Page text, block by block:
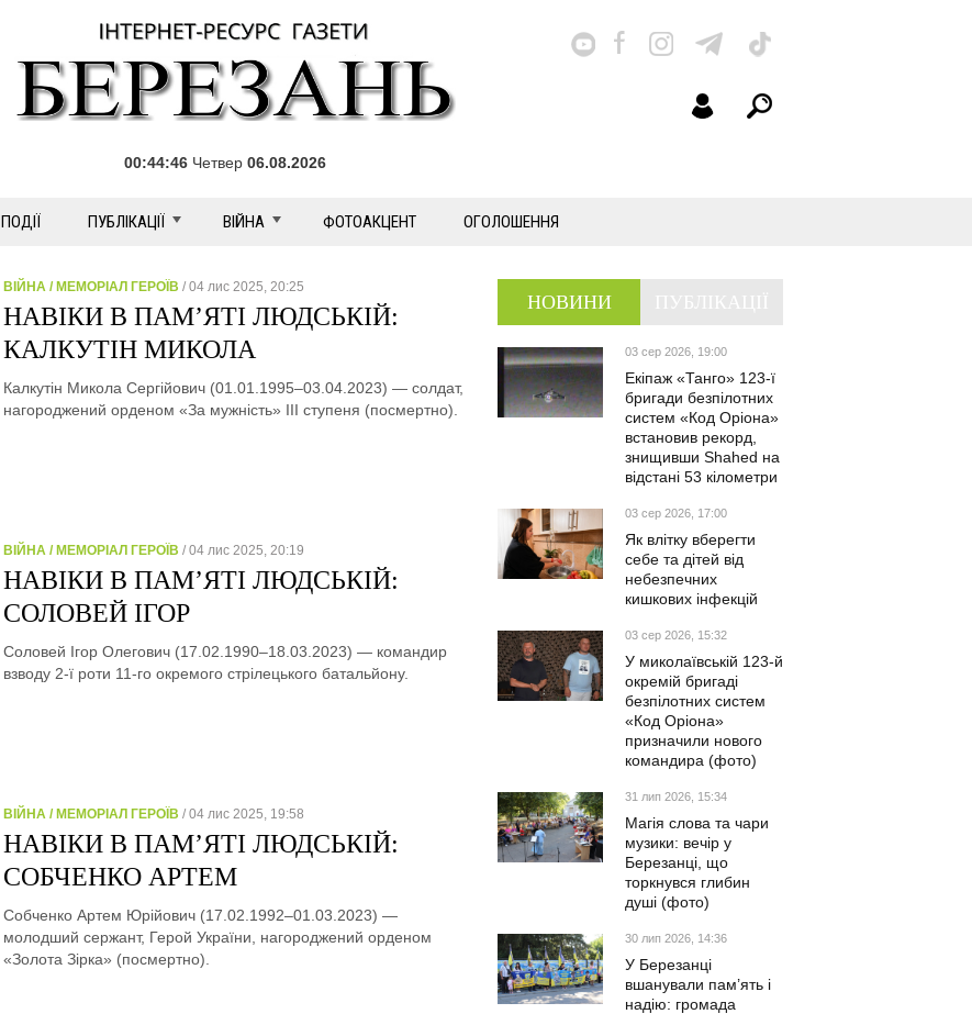
00:44:46 Четвер 06.08.2026
ПОДІЇ ПУБЛІКАЦІЇ ВІЙНА ФОТОАКЦЕНТ ОГОЛОШЕННЯ
ВІЙНА / МЕМОРІАЛ ГЕРОЇВ / 04 лис 2025, 20:25
НАВІКИ В ПАМ’ЯТІ ЛЮДСЬКІЙ:
КАЛКУТІН МИКОЛА
Калкутін Микола Сергійович (01.01.1995–03.04.2023) — солдат,
нагороджений орденом «За мужність» ІІІ ступеня (посмертно).
ВІЙНА / МЕМОРІАЛ ГЕРОЇВ / 04 лис 2025, 20:19
НАВІКИ В ПАМ’ЯТІ ЛЮДСЬКІЙ:
СОЛОВЕЙ ІГОР
Соловей Ігор Олегович (17.02.1990–18.03.2023) — командир
взводу 2-ї роти 11-го окремого стрілецького батальйону.
ВІЙНА / МЕМОРІАЛ ГЕРОЇВ / 04 лис 2025, 19:58
НАВІКИ В ПАМ’ЯТІ ЛЮДСЬКІЙ:
СОБЧЕНКО АРТЕМ
Собченко Артем Юрійович (17.02.1992–01.03.2023) —
молодший сержант, Герой України, нагороджений орденом
«Золота Зірка» (посмертно).
НОВИНИ
03 сер 2026, 19:00
Екіпаж «Танго» 123-ї
бригади безпілотних
систем «Код Оріона»
встановив рекорд,
знищивши Shahed на
відстані 53 кілометри
03 сер 2026, 17:00
Як влітку вберегти
себе та дітей від
небезпечних
кишкових інфекцій
03 сер 2026, 15:32
У миколаївській 123-й
окремій бригаді
безпілотних систем
«Код Оріона»
призначили нового
командира (фото)
31 лип 2026, 15:34
Магія слова та чари
музики: вечір у
Березанці, що
торкнувся глибин
душі (фото)
30 лип 2026, 14:36
У Березанці
вшанували пам’ять і
надію: громада